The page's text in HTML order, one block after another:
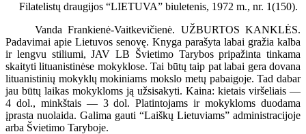
Filatelistų draugijos “LIETUVA” biuletenis, 1972 m., nr. 1(150).
Vanda Frankienė-Vaitkevičienė. UŽBURTOS KANKLĖS.
Padavimai apie Lietuvos senovę. Knyga parašyta labai gražia kalba
ir lengvu stiliumi, JAV LB Švietimo Tarybos pripažinta tinkama
skaityti lituanistinėse mokyklose. Tai būtų taip pat labai gera dovana
lituanistinių mokyklų mokiniams mokslo metų pabaigoje. Tad dabar
jau būtų laikas mokykloms ją užsisakyti. Kaina: kietais viršeliais —
4 dol., minkštais — 3 dol. Platintojams ir mokykloms duodama
įprasta nuolaida. Galima gauti “Laiškų Lietuviams” administracijoje
arba Švietimo Taryboje.